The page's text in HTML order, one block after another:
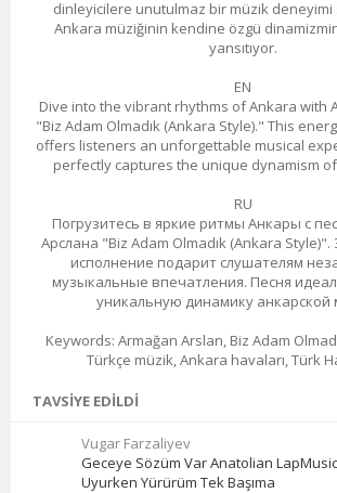
dinleyicilere unutulmaz bir müzik deneyimi
Ankara müziğinin kendine özgü
yansıtıyor.
EN
Dive into the vibrant rhythms of Ankara with
"Biz Adam Olmadık (Ankara Style)." This
offers listeners an unforgettable musical
perfectly captures the unique dynamism
RU
Погрузитесь в яркие ритмы Анкары с
Арслана "Biz Adam Olmadık (Ankara
исполнение подарит слушателям
музыкальные впечатления. Песня
уникальную динамику анкарской
Keywords: Armağan Arslan, Biz Adam
Türkçe müzik, Ankara havaları, Türk
TAVSIYE EDILDI
Vugar Farzaliyev
Geceye Sözüm Var Anatolian
Uyurken Yürürüm Tek Başıma